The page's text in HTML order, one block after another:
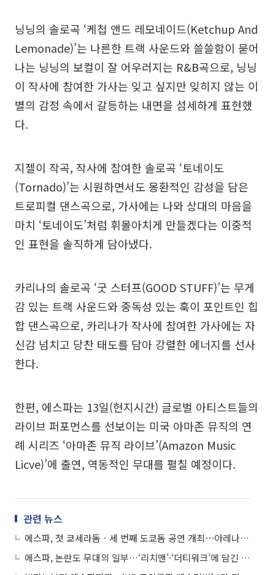
닝닝의 솔로곡 ‘케첩 앤드 레모네이드(Ketchup And
Lemonade)’는 나른한 트랙 사운드와 쓸쓸함이 묻어
나는 닝닝의 보컬이 잘 어우러지는 R&B곡으로, 닝닝
이 작사에 참여한 가사는 잊고 싶지만 잊히지 않는 이
별의 감정 속에서 갈등하는 내면을 섬세하게 표현했
다.
지젤이 작곡, 작사에 참여한 솔로곡 ‘토네이도
(Tornado)’는 시원하면서도 몽환적인 감성을 담은
트로피컬 댄스곡으로, 가사에는 나와 상대의 마음을
마치 ‘토네이도’처럼 휘몰아치게 만들겠다는 이중적
인 표현을 솔직하게 담아냈다.
카리나의 솔로곡 ‘굿 스터프(GOOD STUFF)’는 무게
감 있는 트랙 사운드와 중독성 있는 훅이 포인트인 힙
합 댄스곡으로, 카리나가 작사에 참여한 가사에는 자
신감 넘치고 당찬 태도를 담아 강렬한 에너지를 선사
한다.
한편, 에스파는 13일(현지시간) 글로벌 아티스트들의
라이브 퍼포먼스를 선보이는 미국 아마존 뮤직의 연
례 시리즈 ‘아마존 뮤직 라이브’(Amazon Music
Licve)’에 출연, 역동적인 무대를 펼칠 예정이다.
관련 뉴스
에스파, 첫 쿄세라돔ㆍ세 번째 도쿄돔 공연 개최⋯아레나 규모 확장
에스파, 논란도 무대의 일부…‘리치맨’·‘더티워크’에 담긴 도전